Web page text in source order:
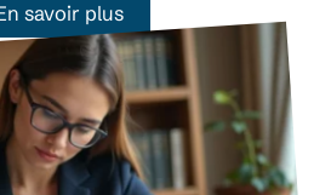
savoir plus